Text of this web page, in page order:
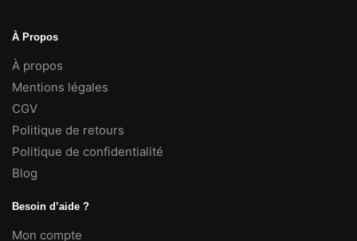
À Propos
À propos
Mentions légales
CGV
Politique de retours
Politique de confidentialité
Blog
Besoin d’aide ?
Mon compte